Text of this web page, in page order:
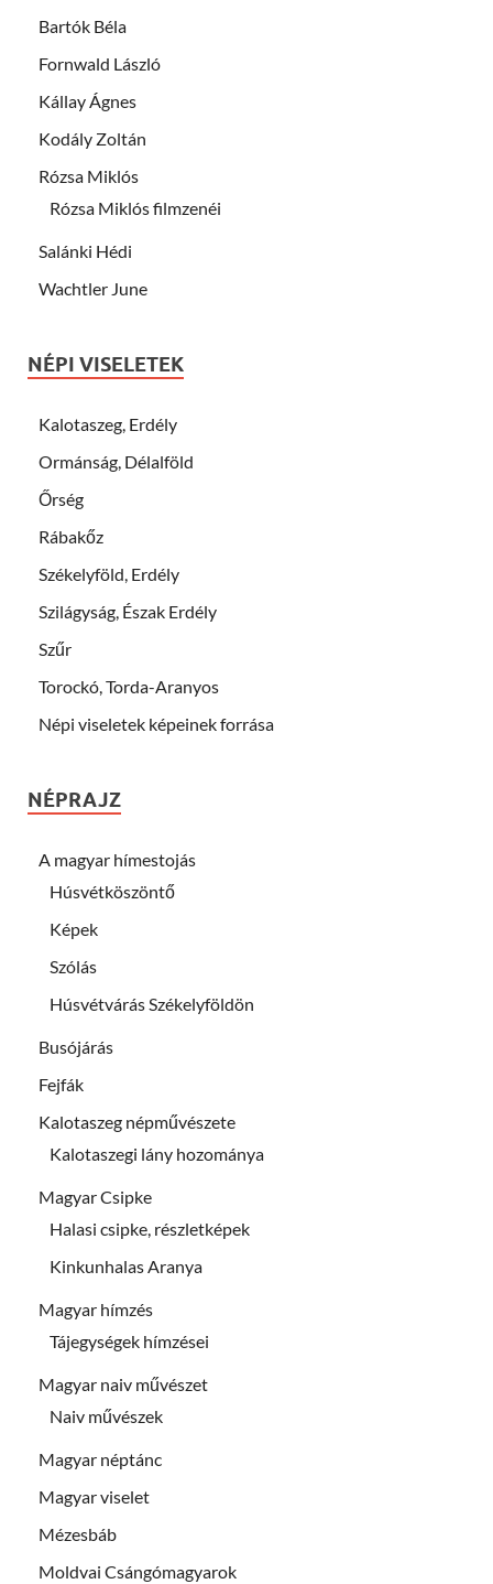
Bartók Béla
Fornwald László
Kállay Ágnes
Kodály Zoltán
Rózsa Miklós
Rózsa Miklós filmzenéi
Salánki Hédi
Wachtler June
NÉPI VISELETEK
Kalotaszeg, Erdély
Ormánság, Délalföld
Őrség
Rábakőz
Székelyföld, Erdély
Szilágyság, Észak Erdély
Szűr
Torockó, Torda-Aranyos
Népi viseletek képeinek forrása
NÉPRAJZ
A magyar hímestojás
Húsvétköszöntő
Képek
Szólás
Húsvétvárás Székelyföldön
Busójárás
Fejfák
Kalotaszeg népművészete
Kalotaszegi lány hozománya
Magyar Csipke
Halasi csipke, részletképek
Kinkunhalas Aranya
Magyar hímzés
Tájegységek hímzései
Magyar naiv művészet
Naiv művészek
Magyar néptánc
Magyar viselet
Mézesbáb
Moldvai Csángómagyarok